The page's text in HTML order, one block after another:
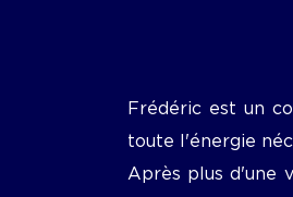
Frédéric est un
toute l'énergie
Après plus d'une